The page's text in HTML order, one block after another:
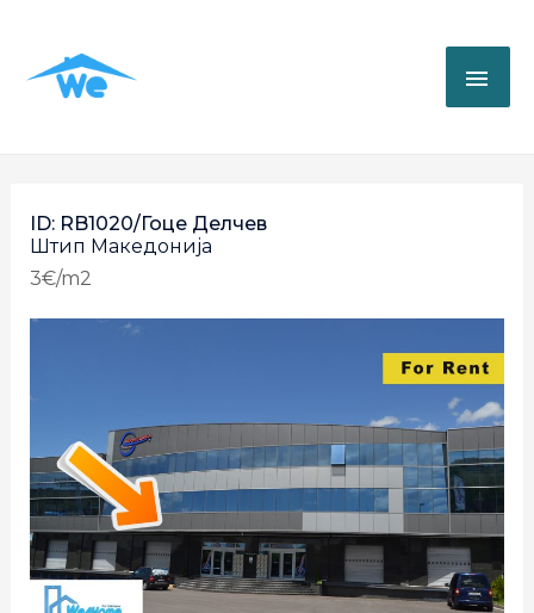
ID: RB1020/Гоце Делчев
Штип Македонија
3€/m2